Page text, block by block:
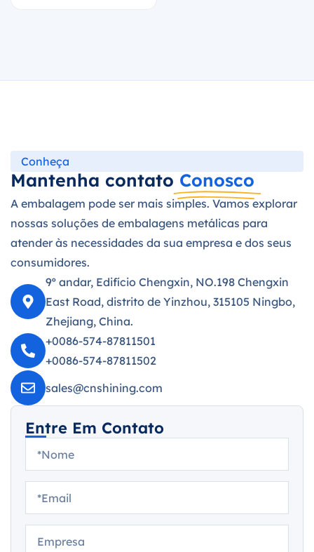
Conheça
Mantenha contato Conosco
A embalagem pode ser mais simples. Vamos explorar
nossas soluções de embalagens metálicas para
atender às necessidades da sua empresa e dos seus
consumidores.
9º andar, Edifício Chengxin, NO.198 Chengxin
East Road, distrito de Yinzhou, 315105 Ningbo,
Zhejiang, China.
+0086-574-87811501
+0086-574-87811502
sales@cnshining.com
Entre Em Contato